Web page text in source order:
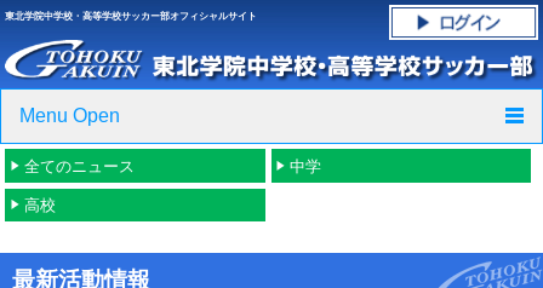
東北学院中学校・高等学校サッカー部オフィシャルサイト
Menu Open
TOP
全てのニュース 中学
高校
最新活動情報